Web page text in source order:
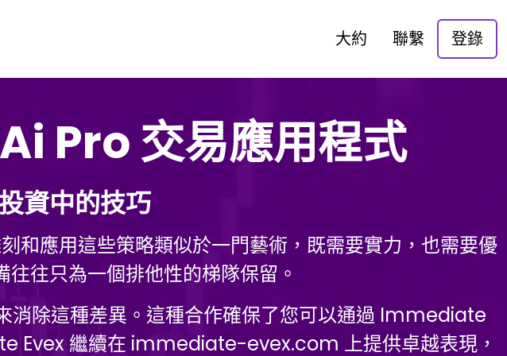
大約 聯繫 登錄
Pro 交易應用程式
資中的技巧
和應用這些策略類似於一門藝術，既需要實力，也需要優
往只為一個排他性的梯隊保留。
消除這種差異。這種合作確保了您可以通過 Immediate
Evex 繼續在 immediate-evex.com 上提供卓越表現，